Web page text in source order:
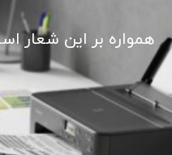
همواره بر این شعار